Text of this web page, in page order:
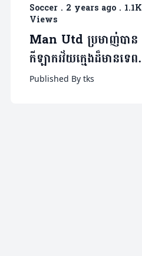
Soccer . 2 years ago . 1.1K
Views
Man Utd ប្រមាញ់បាន
កីឡាករវ័យក្មេងដ៏មានទេព
កោសល្យម្នាក់ ក្នុងតម្លៃខ្លួន
Published By tks